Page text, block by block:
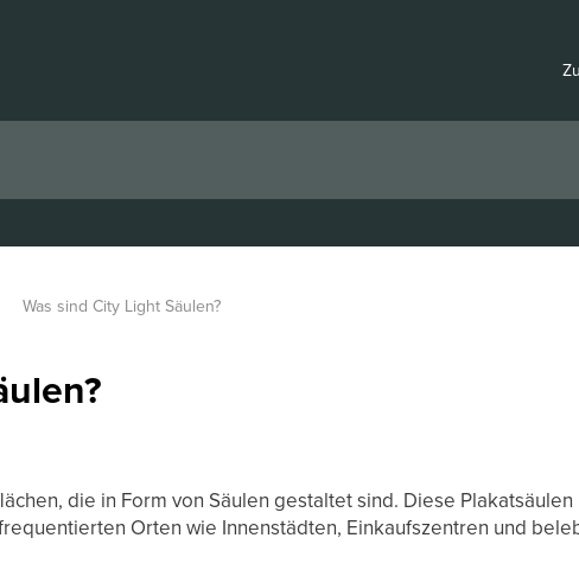
Was sind City Light Säulen?
die in Form von Säulen gestaltet sind. Diese
Orten wie Innenstädten, Einkaufszentren und